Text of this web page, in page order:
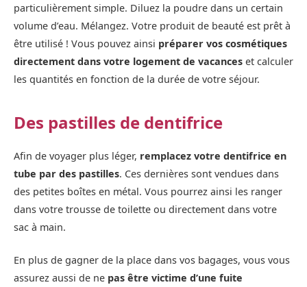
particulièrement simple. Diluez la poudre dans un certain
volume d’eau. Mélangez. Votre produit de beauté est prêt à
être utilisé ! Vous pouvez ainsi préparer vos cosmétiques
directement dans votre logement de vacances et calculer
les quantités en fonction de la durée de votre séjour.
Des pastilles de dentifrice
Afin de voyager plus léger, remplacez votre dentifrice en
tube par des pastilles. Ces dernières sont vendues dans
des petites boîtes en métal. Vous pourrez ainsi les ranger
dans votre trousse de toilette ou directement dans votre
sac à main.
En plus de gagner de la place dans vos bagages, vous vous
assurez aussi de ne pas être victime d’une fuite